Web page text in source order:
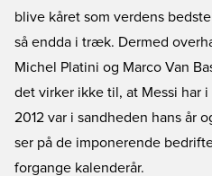
blive kåret som verdens
så endda i træk. Dermed
Michel Platini og Marco Van
det virker ikke til, at Messi har
2012 var i sandheden hans år
ser på de imponerende
forgange kalenderår.